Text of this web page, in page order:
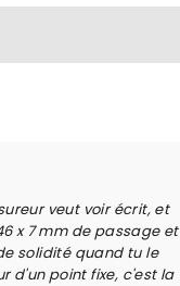
veut voir écrit, et
x 7 mm de passage et
solidité quand tu le
d'un point fixe, c'est la